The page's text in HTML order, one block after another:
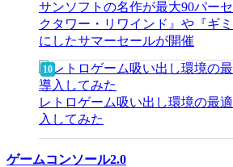
サンソフトの名作が最大90パー
クタワー・リワインド』や『ギ
にしたサマーセールが開催
レトロゲーム吸い出し環境の最
入してみた
ゲームコンソール2.0